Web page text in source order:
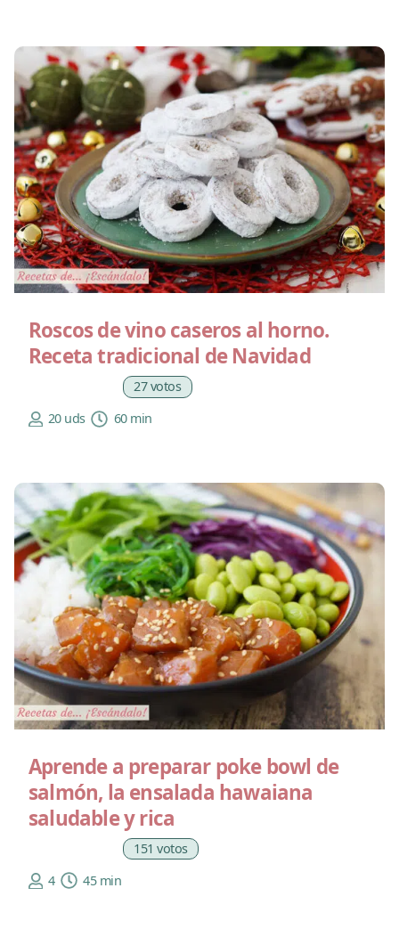
Roscos de vino caseros al horno.
Receta tradicional de Navidad
27 votos
20 uds
60 min
Aprende a preparar poke bowl de
salmón, la ensalada hawaiana
saludable y rica
151 votos
4
45 min